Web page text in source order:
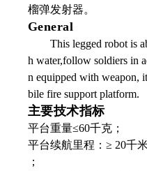
榴弹发射器。
General
This legged robot is
h water,follow soldiers in
n equipped with weapon,
bile fire support platform.
主要技术指标
平台重量≤60千克；
平台续航里程：≥ 20千
；